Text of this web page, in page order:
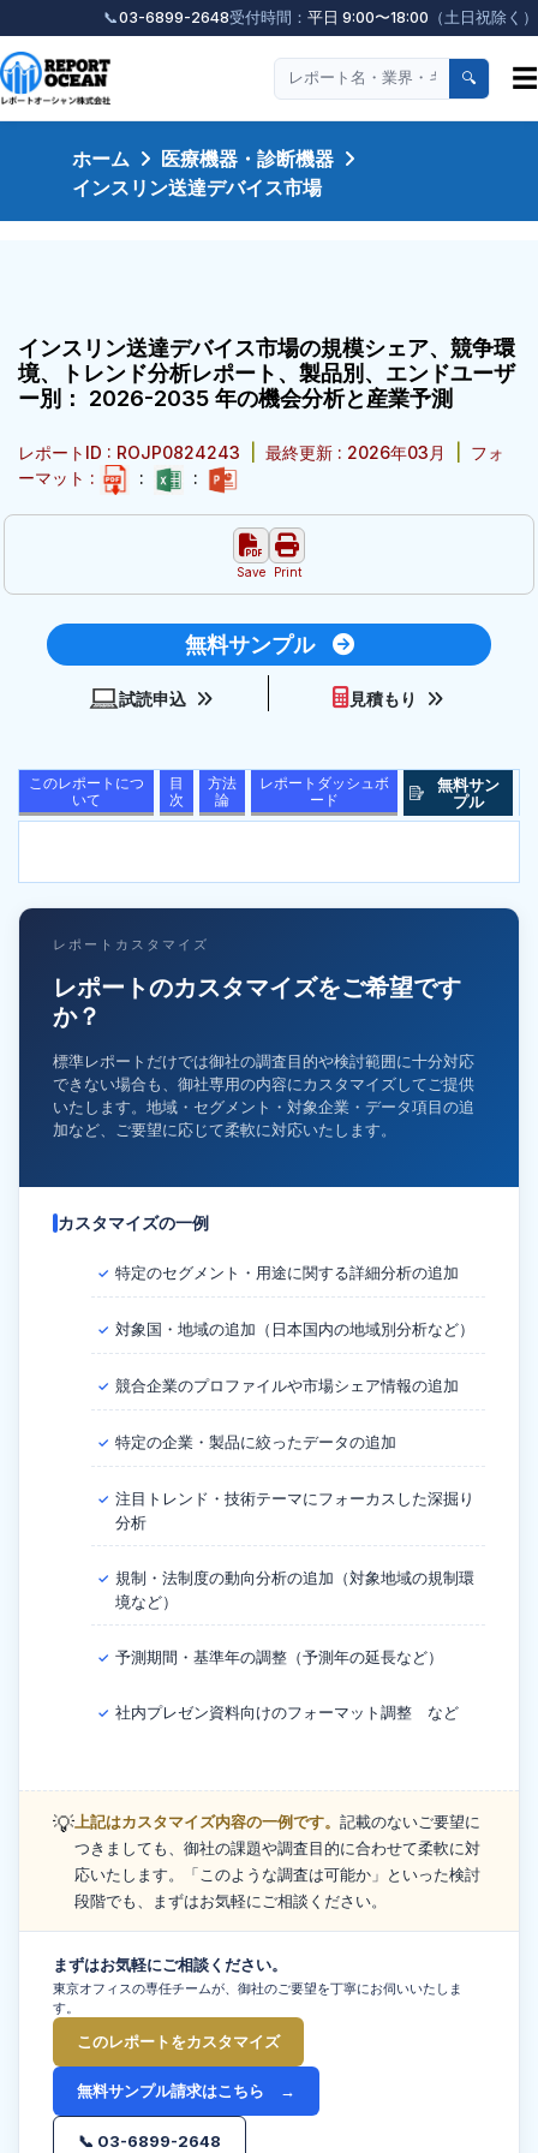
📞03-6899-2648受付時間： 平日 9:00〜18:00 （土日祝除く）
🔍 ☰
ホーム
医療機器・診断機器
インスリン送達デバイス市場
インスリン送達デバイス市場の規模シェア、競争環
境、トレンド分析レポート、製品別、エンドユーザ
ー別： 2026-2035 年の機会分析と産業予測
レポートID : ROJP0824243 最終更新 : 2026年03月
フォ
ーマット :
: :
Save Print
無料サンプル
試読申込 見積もり
このレポートにつ
いて
目
次
方法
論
レポートダッシュボ
ード
無料サン
プル
レポートカスタマイズ
レポートのカスタマイズをご希望です
か？
標準レポートだけでは御社の調査目的や検討範囲に十分対応
できない場合も、御社専用の内容にカスタマイズしてご提供
いたします。地域・セグメント・対象企業・データ項目の追
加など、ご要望に応じて柔軟に対応いたします。
カスタマイズの一例
✓ 特定のセグメント・用途に関する詳細分析の追加
✓ 対象国・地域の追加（日本国内の地域別分析など）
✓ 競合企業のプロファイルや市場シェア情報の追加
✓ 特定の企業・製品に絞ったデータの追加
✓ 注目トレンド・技術テーマにフォーカスした深掘り
分析
✓ 規制・法制度の動向分析の追加（対象地域の規制環
境など）
✓ 予測期間・基準年の調整（予測年の延長など）
✓ 社内プレゼン資料向けのフォーマット調整 など
💡上記はカスタマイズ内容の一例です。 記載のないご要望に
つきましても、御社の課題や調査目的に合わせて柔軟に対
応いたします。「このような調査は可能か」といった検討
段階でも、まずはお気軽にご相談ください。
まずはお気軽にご相談ください。
東京オフィスの専任チームが、御社のご要望を丁寧にお伺いいたしま
す。
このレポートをカスタマイズ
無料サンプル請求はこちら →
📞 03-6899-2648